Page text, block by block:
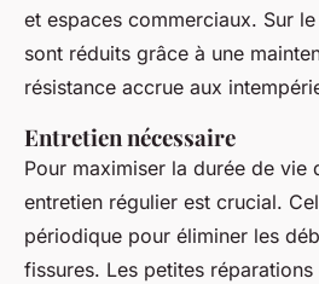
et espaces commerciaux. Sur
sont réduits grâce à une
résistance accrue aux
Entretien nécessaire
Pour maximiser la durée de vie
entretien régulier est crucial.
périodique pour éliminer les
fissures. Les petites